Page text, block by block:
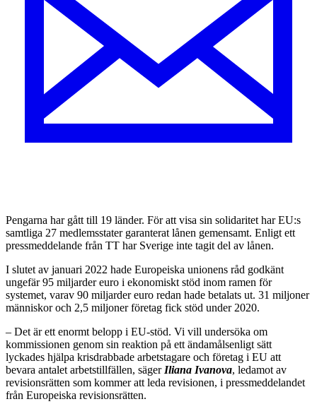
Pengarna har gått till 19 länder. För att visa sin solidaritet har EU:s
samtliga 27 medlemsstater garanterat lånen gemensamt. Enligt ett
pressmeddelande från TT har Sverige inte tagit del av lånen.
I slutet av januari 2022 hade Europeiska unionens råd godkänt
ungefär 95 miljarder euro i ekonomiskt stöd inom ramen för
systemet, varav 90 miljarder euro redan hade betalats ut. 31 miljoner
människor och 2,5 miljoner företag fick stöd under 2020.
– Det är ett enormt belopp i EU-stöd. Vi vill undersöka om
kommissionen genom sin reaktion på ett ändamålsenligt sätt
lyckades hjälpa krisdrabbade arbetstagare och företag i EU att
bevara antalet arbetstillfällen, sägerIliana Ivanova, ledamot av
revisionsrätten som kommer att leda revisionen, i pressmeddelandet
från Europeiska revisionsrätten.